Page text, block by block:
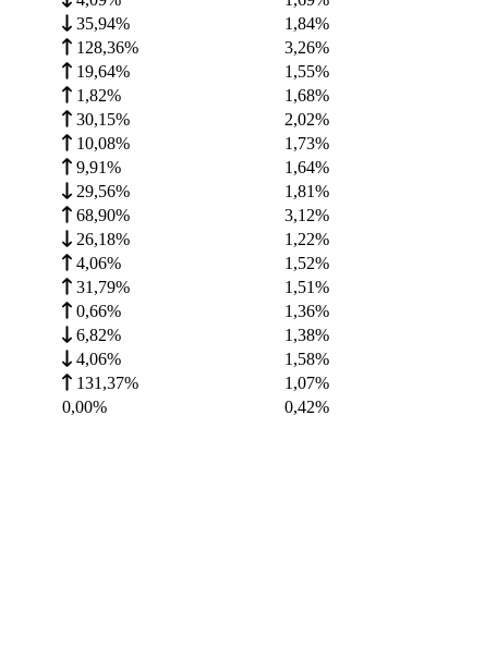
35,94% 1,84%
128,36% 3,26%
19,64% 1,55%
1,82% 1,68%
30,15% 2,02%
10,08% 1,73%
9,91% 1,64%
29,56% 1,81%
68,90% 3,12%
26,18% 1,22%
4,06% 1,52%
31,79% 1,51%
0,66% 1,36%
6,82% 1,38%
4,06% 1,58%
131,37% 1,07%
0,00% 0,42%